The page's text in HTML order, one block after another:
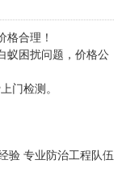
合理！
蚁困扰问题，价格公
门检测。
验 专业防治工程队伍